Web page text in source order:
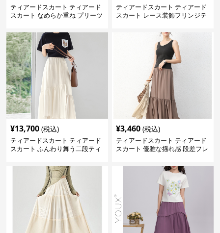
ティアードスカート ティアード
スカート なめらか重ね プリーツ
ティアードスカート ティアード
スカート レース装飾フリンジテ
¥13,700 (税込)
ティアードスカート ティアード
スカート ふんわり舞う二段ティ
¥3,460 (税込)
ティアードスカート ティアード
スカート 優雅な揺れ感 段差フレ